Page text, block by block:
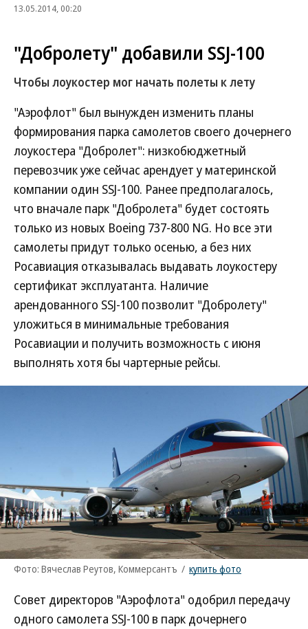
13.05.2014, 00:20
"Добролету" добавили SSJ-100
Чтобы лоукостер мог начать полеты к лету
"Аэрофлот" был вынужден изменить планы
формирования парка самолетов своего дочернего
лоукостера "Добролет": низкобюджетный
перевозчик уже сейчас арендует у материнской
компании один SSJ-100. Ранее предполагалось,
что вначале парк "Добролета" будет состоять
только из новых Boeing 737-800 NG. Но все эти
самолеты придут только осенью, а без них
Росавиация отказывалась выдавать лоукостеру
сертификат эксплуатанта. Наличие
арендованного SSJ-100 позволит "Добролету"
уложиться в минимальные требования
Росавиации и получить возможность с июня
выполнять хотя бы чартерные рейсы.
Фото: Вячеслав Реутов, Коммерсантъ / купить фото
Совет директоров "Аэрофлота" одобрил передачу
одного самолета SSJ-100 в парк дочернего